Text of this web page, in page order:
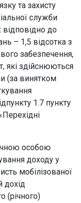
та захисту
служби
відповідно до
– 1,5 відсотка з
забезпечення,
які здійснюються
(за винятком
1.7 пункту
особою
доходу у
мобілізованої
дохід
(річного)